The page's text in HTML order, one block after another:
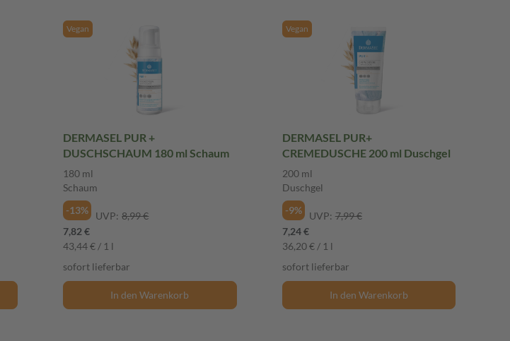
Vegan
DERMASEL PUR +
DUSCHSCHAUM 180 ml Schaum
180 ml
Schaum
-13%
UVP: 8,99 €
7,82 €
43,44 € / 1 l
sofort lieferbar
In den Warenkorb
Vegan
DERMASEL PUR+
CREMEDUSCHE 200 ml Duschgel
200 ml
Duschgel
-9%
UVP: 7,99 €
7,24 €
36,20 € / 1 l
sofort lieferbar
In den Warenkorb